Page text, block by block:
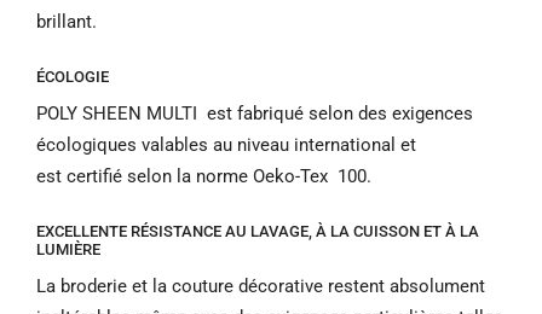
brillant.
ÉCOLOGIE
POLY SHEEN MULTI est fabriqué selon des exigences
écologiques valables au niveau international et
est certifié selon la norme Oeko-Tex 100.
EXCELLENTE RÉSISTANCE AU LAVAGE, À LA CUISSON ET À LA
LUMIÈRE
La broderie et la couture décorative restent absolument